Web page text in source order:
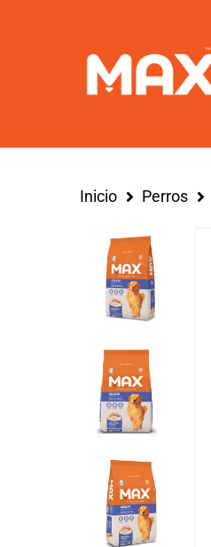
Inicio Perros